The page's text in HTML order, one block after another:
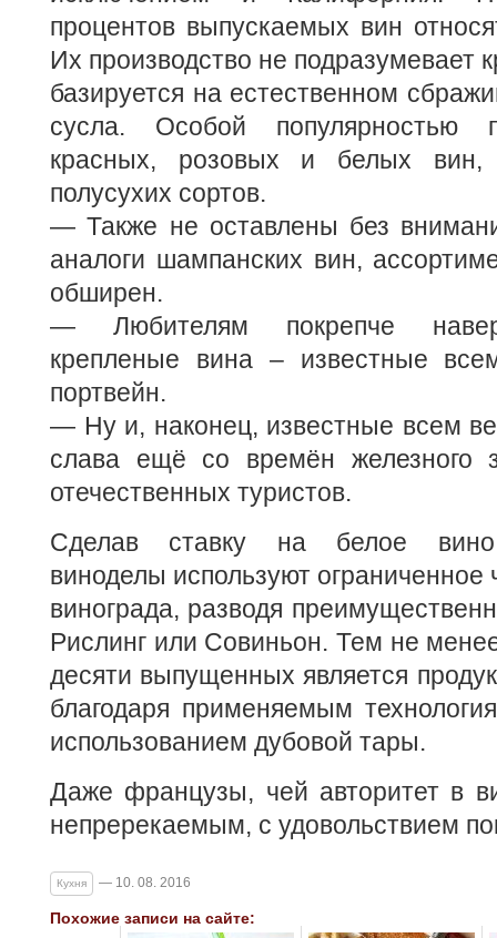
процентов выпускаемых вин
Их производство не подразумевает
базируется на естественном
сусла. Особой популярностью
красных, розовых и белых
полусухих сортов.
— Также не оставлены без
аналоги шампанских вин,
обширен.
— Любителям покрепче
крепленые вина – известные
портвейн.
— Ну и, наконец, известные всем
слава ещё со времён железного
отечественных туристов.
Сделав ставку на белое вино,
виноделы используют ограниченное
винограда, разводя
Рислинг или Совиньон. Тем не
десяти выпущенных является
благодаря применяемым
использованием дубовой тары.
Даже французы, чей авторитет в
непререкаемым, с удовольствием
Кухня — 10. 08. 2016
Похожие записи на сайте: